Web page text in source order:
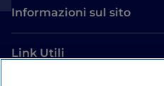
Informazioni sul sito
Link Utili